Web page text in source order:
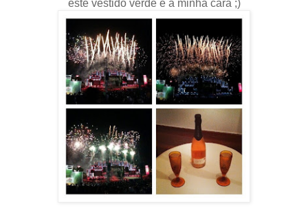
este vestido verde é a minha cara ;)